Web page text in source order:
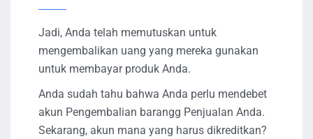
Jadi, Anda telah memutuskan untuk
mengembalikan uang yang mereka gunakan
untuk membayar produk Anda.
Anda sudah tahu bahwa Anda perlu mendebet
akun Pengembalian barangg Penjualan Anda.
Sekarang, akun mana yang harus dikreditkan?